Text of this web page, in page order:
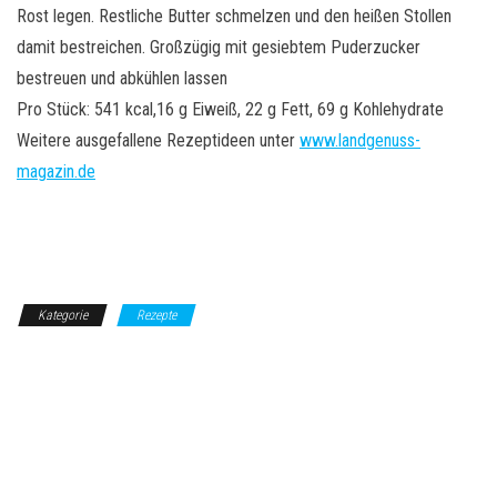
Rost legen. Restliche Butter schmelzen und den heißen Stollen
damit bestreichen. Großzügig mit gesiebtem Puderzucker
bestreuen und abkühlen lassen
Pro Stück: 541 kcal,16 g Eiweiß, 22 g Fett, 69 g Kohlehydrate
Weitere ausgefallene Rezeptideen unter www.landgenuss-
magazin.de
Kategorie Rezepte